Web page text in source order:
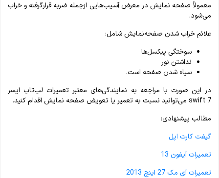
معمولاً صفحه‌ نمایش در معرض آسیب‌هایی ازجمله ضربه قرارگرفته و خراب
می‌شود.
علائم خراب شدن صفحه‌نمایش شامل:
سوختگی پیکسل‌ها
نداشتن نور
سیاه شدن صفحه است.
در این صورت با مراجعه به نمایندگی‌های معتبر تعمیرات لپ‌تاپ ایسر
swift 7 می‌توانید نسبت به تعمیر یا تعویض صفحه‌ نمایش اقدام کنید.
مطالب پیشنهادی:
گیفت کارت اپل
تعمیرات آیفون 13
تعمیرات آی مک 27 اینچ 2013